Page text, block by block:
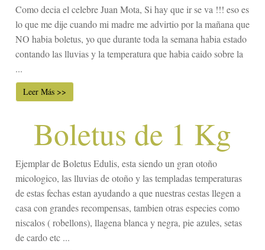
Como decia el celebre Juan Mota, Si hay que ir se va !!! eso es
lo que me dije cuando mi madre me advirtio por la mañana que
NO habia boletus, yo que durante toda la semana habia estado
contando las lluvias y la temperatura que habia caido sobre la
...
Leer Más >>
Boletus de 1 Kg
Ejemplar de Boletus Edulis, esta siendo un gran otoño
micologico, las lluvias de otoño y las templadas temperaturas
de estas fechas estan ayudando a que nuestras cestas llegen a
casa con grandes recompensas, tambien otras especies como
niscalos ( robellons), llagena blanca y negra, pie azules, setas
de cardo etc ...